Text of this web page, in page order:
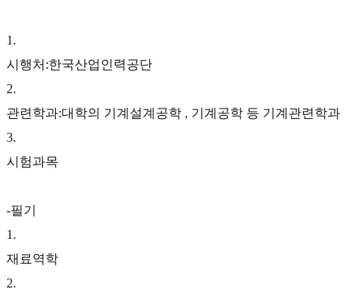
1 .
시행처:한국산업인력공단
2.
관련학과:대학의 기계설계공학 , 기계공학 등 기계관련학과
3.
시험과목
-필기
1 .
재료역학
2.